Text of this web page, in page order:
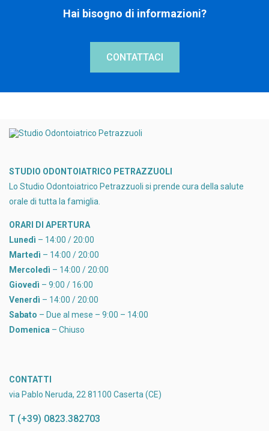
Hai bisogno di informazioni?
CONTATTACI
STUDIO ODONTOIATRICO PETRAZZUOLI
Lo Studio Odontoiatrico Petrazzuoli si prende cura della salute
orale di tutta la famiglia.
ORARI DI APERTURA
Lunedì – 14:00 / 20:00
Martedì – 14:00 / 20:00
Mercoledì – 14:00 / 20:00
Giovedì – 9:00 / 16:00
Venerdì – 14:00 / 20:00
Sabato – Due al mese – 9:00 – 14:00
Domenica – Chiuso
CONTATTI
via Pablo Neruda, 22 81100 Caserta (CE)
T (+39) 0823.382703